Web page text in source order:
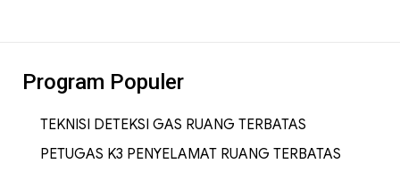
Program Populer
TEKNISI DETEKSI GAS RUANG TERBATAS
PETUGAS K3 PENYELAMAT RUANG TERBATAS